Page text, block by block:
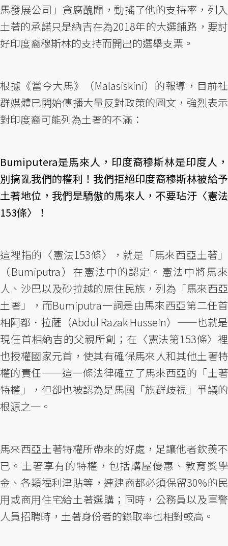
馬發展公司」貪腐醜聞，動搖了他的支持率，列入
土著的承諾只是納吉在為2018年的大選鋪路，要討
好印度裔穆斯林的支持而開出的選舉支票。
根據《當今大馬》（Malasiskini）的報導，目前社
群媒體已開始傳播大量反對政策的圖文，強烈表示
對印度裔可能列為土著的不滿：
Bumiputera是馬來人，印度裔穆斯林是印度人，
別搞亂我們的權利！我們拒絕印度裔穆斯林被給予
土著地位，我們是驕傲的馬來人，不要玷汙〈憲法
153條〉！
這裡指的〈憲法153條〉，就是「馬來西亞土著」
（Bumiputra）在憲法中的認定。憲法中將馬來
人、沙巴以及砂拉越的原住民族，列為「馬來西亞
土著」，而Bumiputra一詞是由馬來西亞第二任首
相阿都．拉薩（Abdul Razak Hussein）——也就是
現任首相納吉的父親所創；在〈憲法第153條〉裡
也授權國家元首，使其有確保馬來人和其他土著特
權的責任——這一條法律確立了馬來西亞的「土著
特權」，但卻也被認為是馬國「族群歧視」爭議的
根源之一。
馬來西亞土著特權所帶來的好處，足讓他者欽羨不
已。土著享有的特權，包括購屋優惠、教育獎學
金、各類福利津貼等，連建商都必須保留30%的民
用或商用住宅給土著選購；同時，公務員以及軍警
人員招聘時，土著身份者的錄取率也相對較高。